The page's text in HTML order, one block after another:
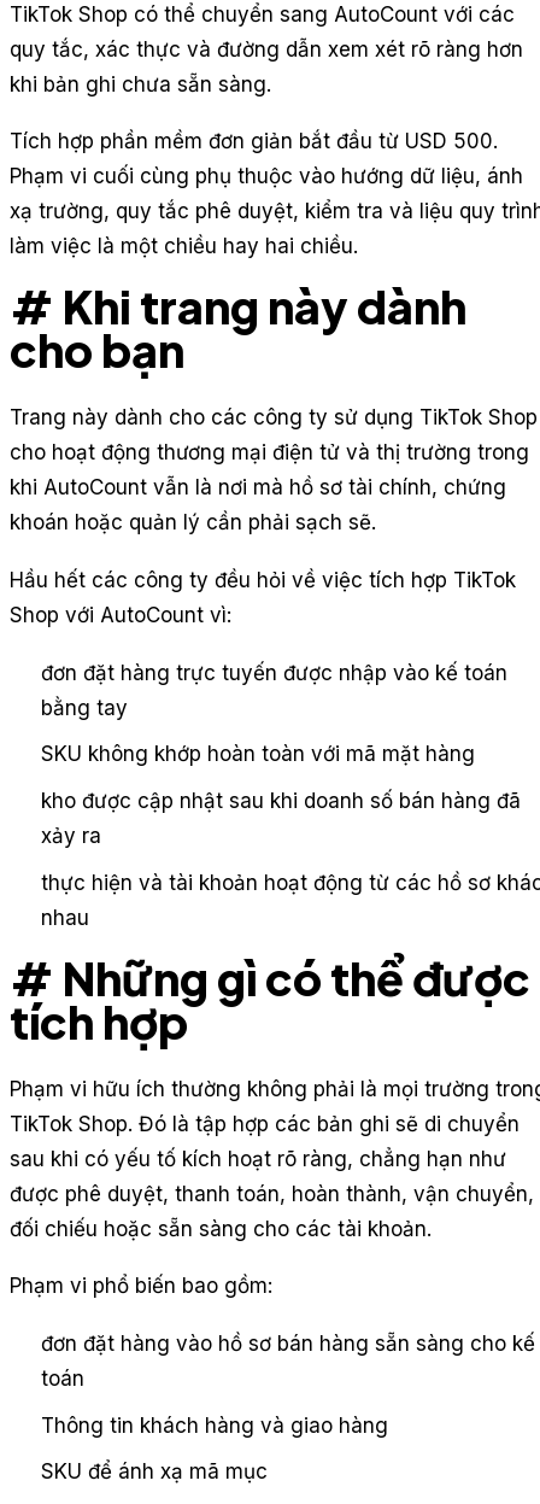
TikTok Shop có thể chuyển sang AutoCount với các
quy tắc, xác thực và đường dẫn xem xét rõ ràng hơn
khi bản ghi chưa sẵn sàng.
Tích hợp phần mềm đơn giản bắt đầu từ USD 500.
Phạm vi cuối cùng phụ thuộc vào hướng dữ liệu, ánh
xạ trường, quy tắc phê duyệt, kiểm tra và liệu quy
làm việc là một chiều hay hai chiều.
# Khi trang này dành
cho bạn
Trang này dành cho các công ty sử dụng TikTok Shop
cho hoạt động thương mại điện tử và thị trường trong
khi AutoCount vẫn là nơi mà hồ sơ tài chính, chứng
khoán hoặc quản lý cần phải sạch sẽ.
Hầu hết các công ty đều hỏi về việc tích hợp TikTok
Shop với AutoCount vì:
đơn đặt hàng trực tuyến được nhập vào kế toán
bằng tay
SKU không khớp hoàn toàn với mã mặt hàng
kho được cập nhật sau khi doanh số bán hàng đã
xảy ra
thực hiện và tài khoản hoạt động từ các hồ sơ
nhau
# Những gì có thể được
tích hợp
Phạm vi hữu ích thường không phải là mọi trường
TikTok Shop. Đó là tập hợp các bản ghi sẽ di chuyển
sau khi có yếu tố kích hoạt rõ ràng, chẳng hạn như
được phê duyệt, thanh toán, hoàn thành, vận chuyển,
đối chiếu hoặc sẵn sàng cho các tài khoản.
Phạm vi phổ biến bao gồm:
đơn đặt hàng vào hồ sơ bán hàng sẵn sàng cho kế
toán
Thông tin khách hàng và giao hàng
SKU để ánh xạ mã mục